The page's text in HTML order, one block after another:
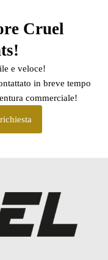
Cruel
e veloce!
in breve tempo
commerciale!